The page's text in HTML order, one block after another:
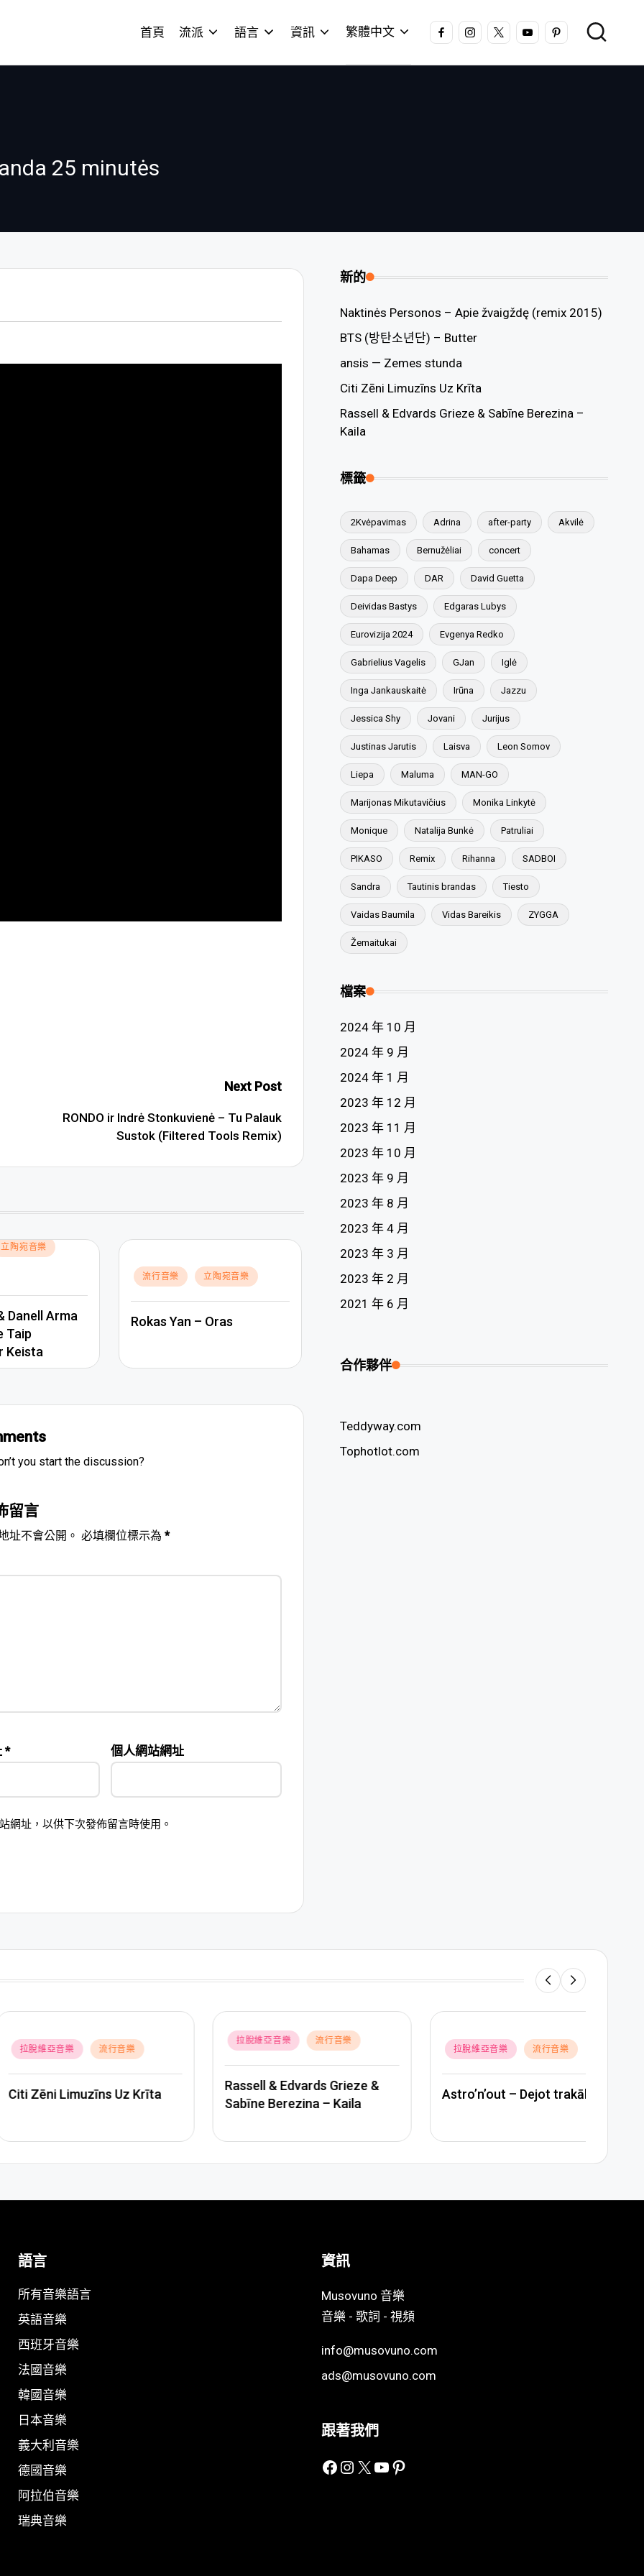
首頁 流派 語言 資訊 繁體中文 FACEBOOKINSTAGRAM
X YOUTUBEPINTEREST
25 minutės
Next Post
RONDO ir Indrė Stonkuvienė – Tu Palauk
Sustok (Filtered Tools Remix)
立陶宛音樂
Danell Arma
Taip
Keista
Posted
流行音樂 立陶宛音樂
Rokas Yan – Oras
you start the discussion?
留言
址不會公開。 必填欄位標示為 *
* 個人網站網址
網址，以供下次發佈留言時使用。
新的
Naktinės Personos – Apie žvaigždę (remix 2015)
BTS (방탄소년단) – Butter
ansis — Zemes stunda
Citi Zēni Limuzīns Uz Krīta
Rassell & Edvards Grieze & Sabīne Berezina –
Kaila
標籤
2Kvėpavimas Adrina after-party Akvilė
Bahamas Bernužėliai concert
Dapa Deep DAR David Guetta
Deividas Bastys Edgaras Lubys
Eurovizija 2024 Evgenya Redko
Gabrielius Vagelis GJan Iglė
Inga Jankauskaitė Irūna Jazzu
Jessica Shy Jovani Jurijus
Justinas Jarutis Laisva Leon Somov
Liepa Maluma MAN-GO
Marijonas Mikutavičius Monika Linkytė
Monique Natalija Bunkė Patruliai
PIKASO Remix Rihanna SADBOI
Sandra Tautinis brandas Tiesto
Vaidas Baumila Vidas Bareikis ZYGGA
Žemaitukai
檔案
2024 年 10 月
2024 年 9 月
2024 年 1 月
2023 年 12 月
2023 年 11 月
2023 年 10 月
2023 年 9 月
2023 年 8 月
2023 年 4 月
2023 年 3 月
2023 年 2 月
2021 年 6 月
合作夥伴
Teddyway.com
Tophotlot.com
亞音樂 流行音樂
Limuzīns Uz Krīta
拉脫維亞音樂 流行音樂
Rassell & Edvards Grieze &
Sabīne Berezina – Kaila
in
拉脫維亞音樂 流行音樂
Astro’n’out – Dejot trakāk
語言
所有音樂語言
英語音樂
西班牙音樂
法國音樂
韓國音樂
日本音樂
義大利音樂
德國音樂
阿拉伯音樂
瑞典音樂
資訊
Musovuno 音樂
音樂 - 歌詞 - 視頻
info@musovuno.com
ads@musovuno.com
跟著我們
Facebook
Instagram
X YouTube
Pinterest